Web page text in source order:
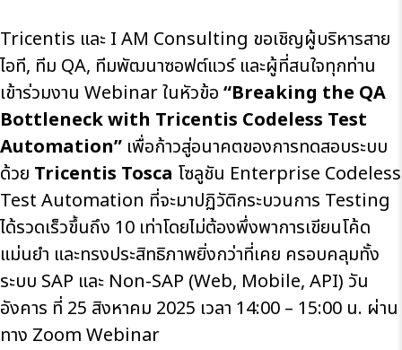
Tricentis และ I AM Consulting ขอเชิญผู้บริหารสาย
ไอที, ทีม QA, ทีมพัฒนาซอฟต์แวร์ และผู้ที่สนใจทุกท่าน
เข้าร่วมงาน Webinar ในหัวข้อ “Breaking the QA
Bottleneck with Tricentis Codeless Test
Automation” เพื่อก้าวสู่อนาคตของการทดสอบระบบ
ด้วย Tricentis Tosca โซลูชัน Enterprise Codeless
Test Automation ที่จะมาปฏิวัติกระบวนการ Testing
ได้รวดเร็วขึ้นถึง 10 เท่าโดยไม่ต้องพึ่งพาการเขียนโค้ด
แม่นยำ และทรงประสิทธิภาพยิ่งกว่าที่เคย ครอบคลุมทั้ง
ระบบ SAP และ Non-SAP (Web, Mobile, API) วัน
อังคาร ที่ 25 สิงหาคม 2025 เวลา 14:00 – 15:00 น. ผ่าน
ทาง Zoom Webinar